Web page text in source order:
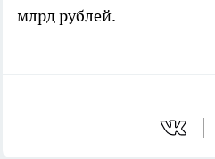
млрд рублей.